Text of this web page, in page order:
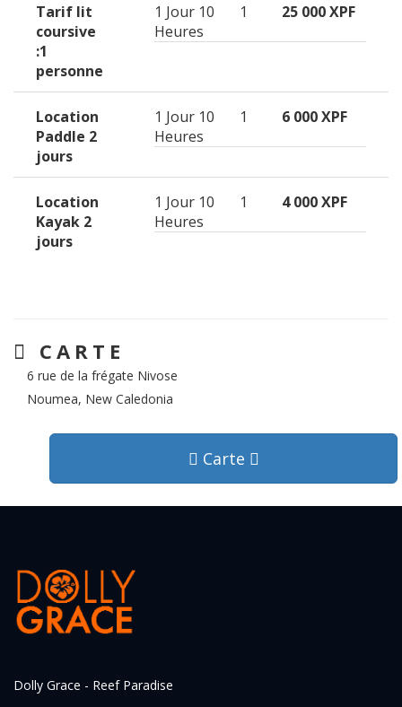
Tarif lit
coursive
:1
personne
1 Jour 10
Heures
1 25 000 XPF
Location
Paddle 2
jours
1 Jour 10
Heures
1 6 000 XPF
Location
Kayak 2
jours
1 Jour 10
Heures
1 4 000 XPF
CARTE
6 rue de la frégate Nivose
Noumea, New Caledonia
Carte
Dolly Grace - Reef Paradise